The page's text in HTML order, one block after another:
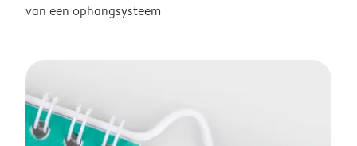
van een ophangsysteem